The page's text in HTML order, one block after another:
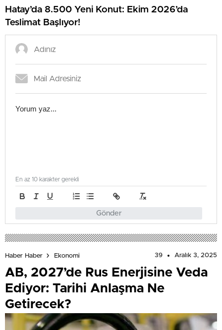
Hatay’da 8.500 Yeni Konut: Ekim 2026’da
Teslimat Başlıyor!
Gönder
En az 10 karakter gerekli
Haber Haber Ekonomi 39 Aralık 3, 2025
AB, 2027’de Rus Enerjisine Veda
Ediyor: Tarihi Anlaşma Ne
Getirecek?